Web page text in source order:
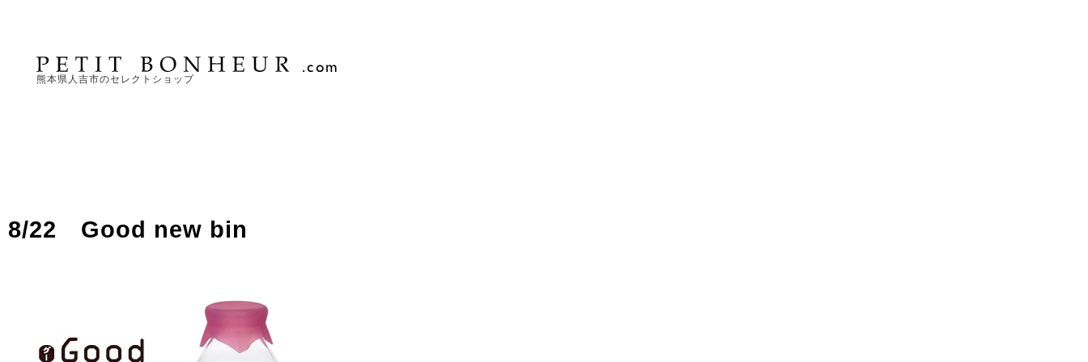
熊本県人吉市のセレクトショップ
8/22 Good new bin